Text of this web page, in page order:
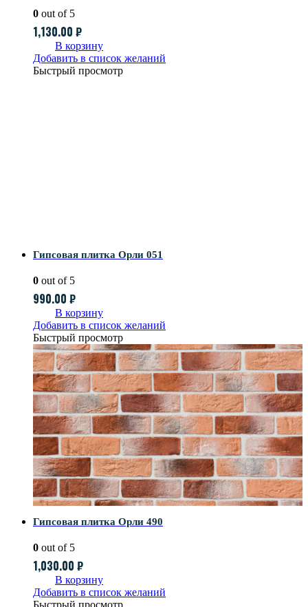
0 out of 5
1,130.00 ₽
В корзину
Добавить в список желаний
Быстрый просмотр
Гипсовая плитка Орли 051
0 out of 5
990.00 ₽
В корзину
Добавить в список желаний
Быстрый просмотр
Гипсовая плитка Орли 490
0 out of 5
1,030.00 ₽
В корзину
Добавить в список желаний
Быстрый просмотр